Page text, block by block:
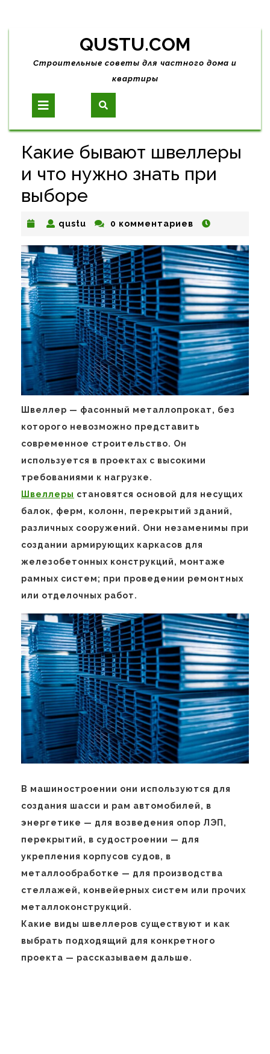
Skip
content
QUSTU.COM
Строительные советы для частного дома и
квартиры
Open
Button
Какие бывают швеллеры
и что нужно знать при
выборе
qustu qustu0 комментариев
Швеллер — фасонный металлопрокат, без
которого невозможно представить
современное строительство. Он
используется в проектах с высокими
требованиями к нагрузке.
Швеллеры становятся основой для несущих
балок, ферм, колонн, перекрытий зданий,
различных сооружений. Они незаменимы при
создании армирующих каркасов для
железобетонных конструкций, монтаже
рамных систем; при проведении ремонтных
или отделочных работ.
В машиностроении они используются для
создания шасси и рам автомобилей, в
энергетике — для возведения опор ЛЭП,
перекрытий, в судостроении — для
укрепления корпусов судов, в
металлообработке — для производства
стеллажей, конвейерных систем или прочих
металлоконструкций.
Какие виды швеллеров существуют и как
выбрать подходящий для конкретного
проекта — рассказываем дальше.